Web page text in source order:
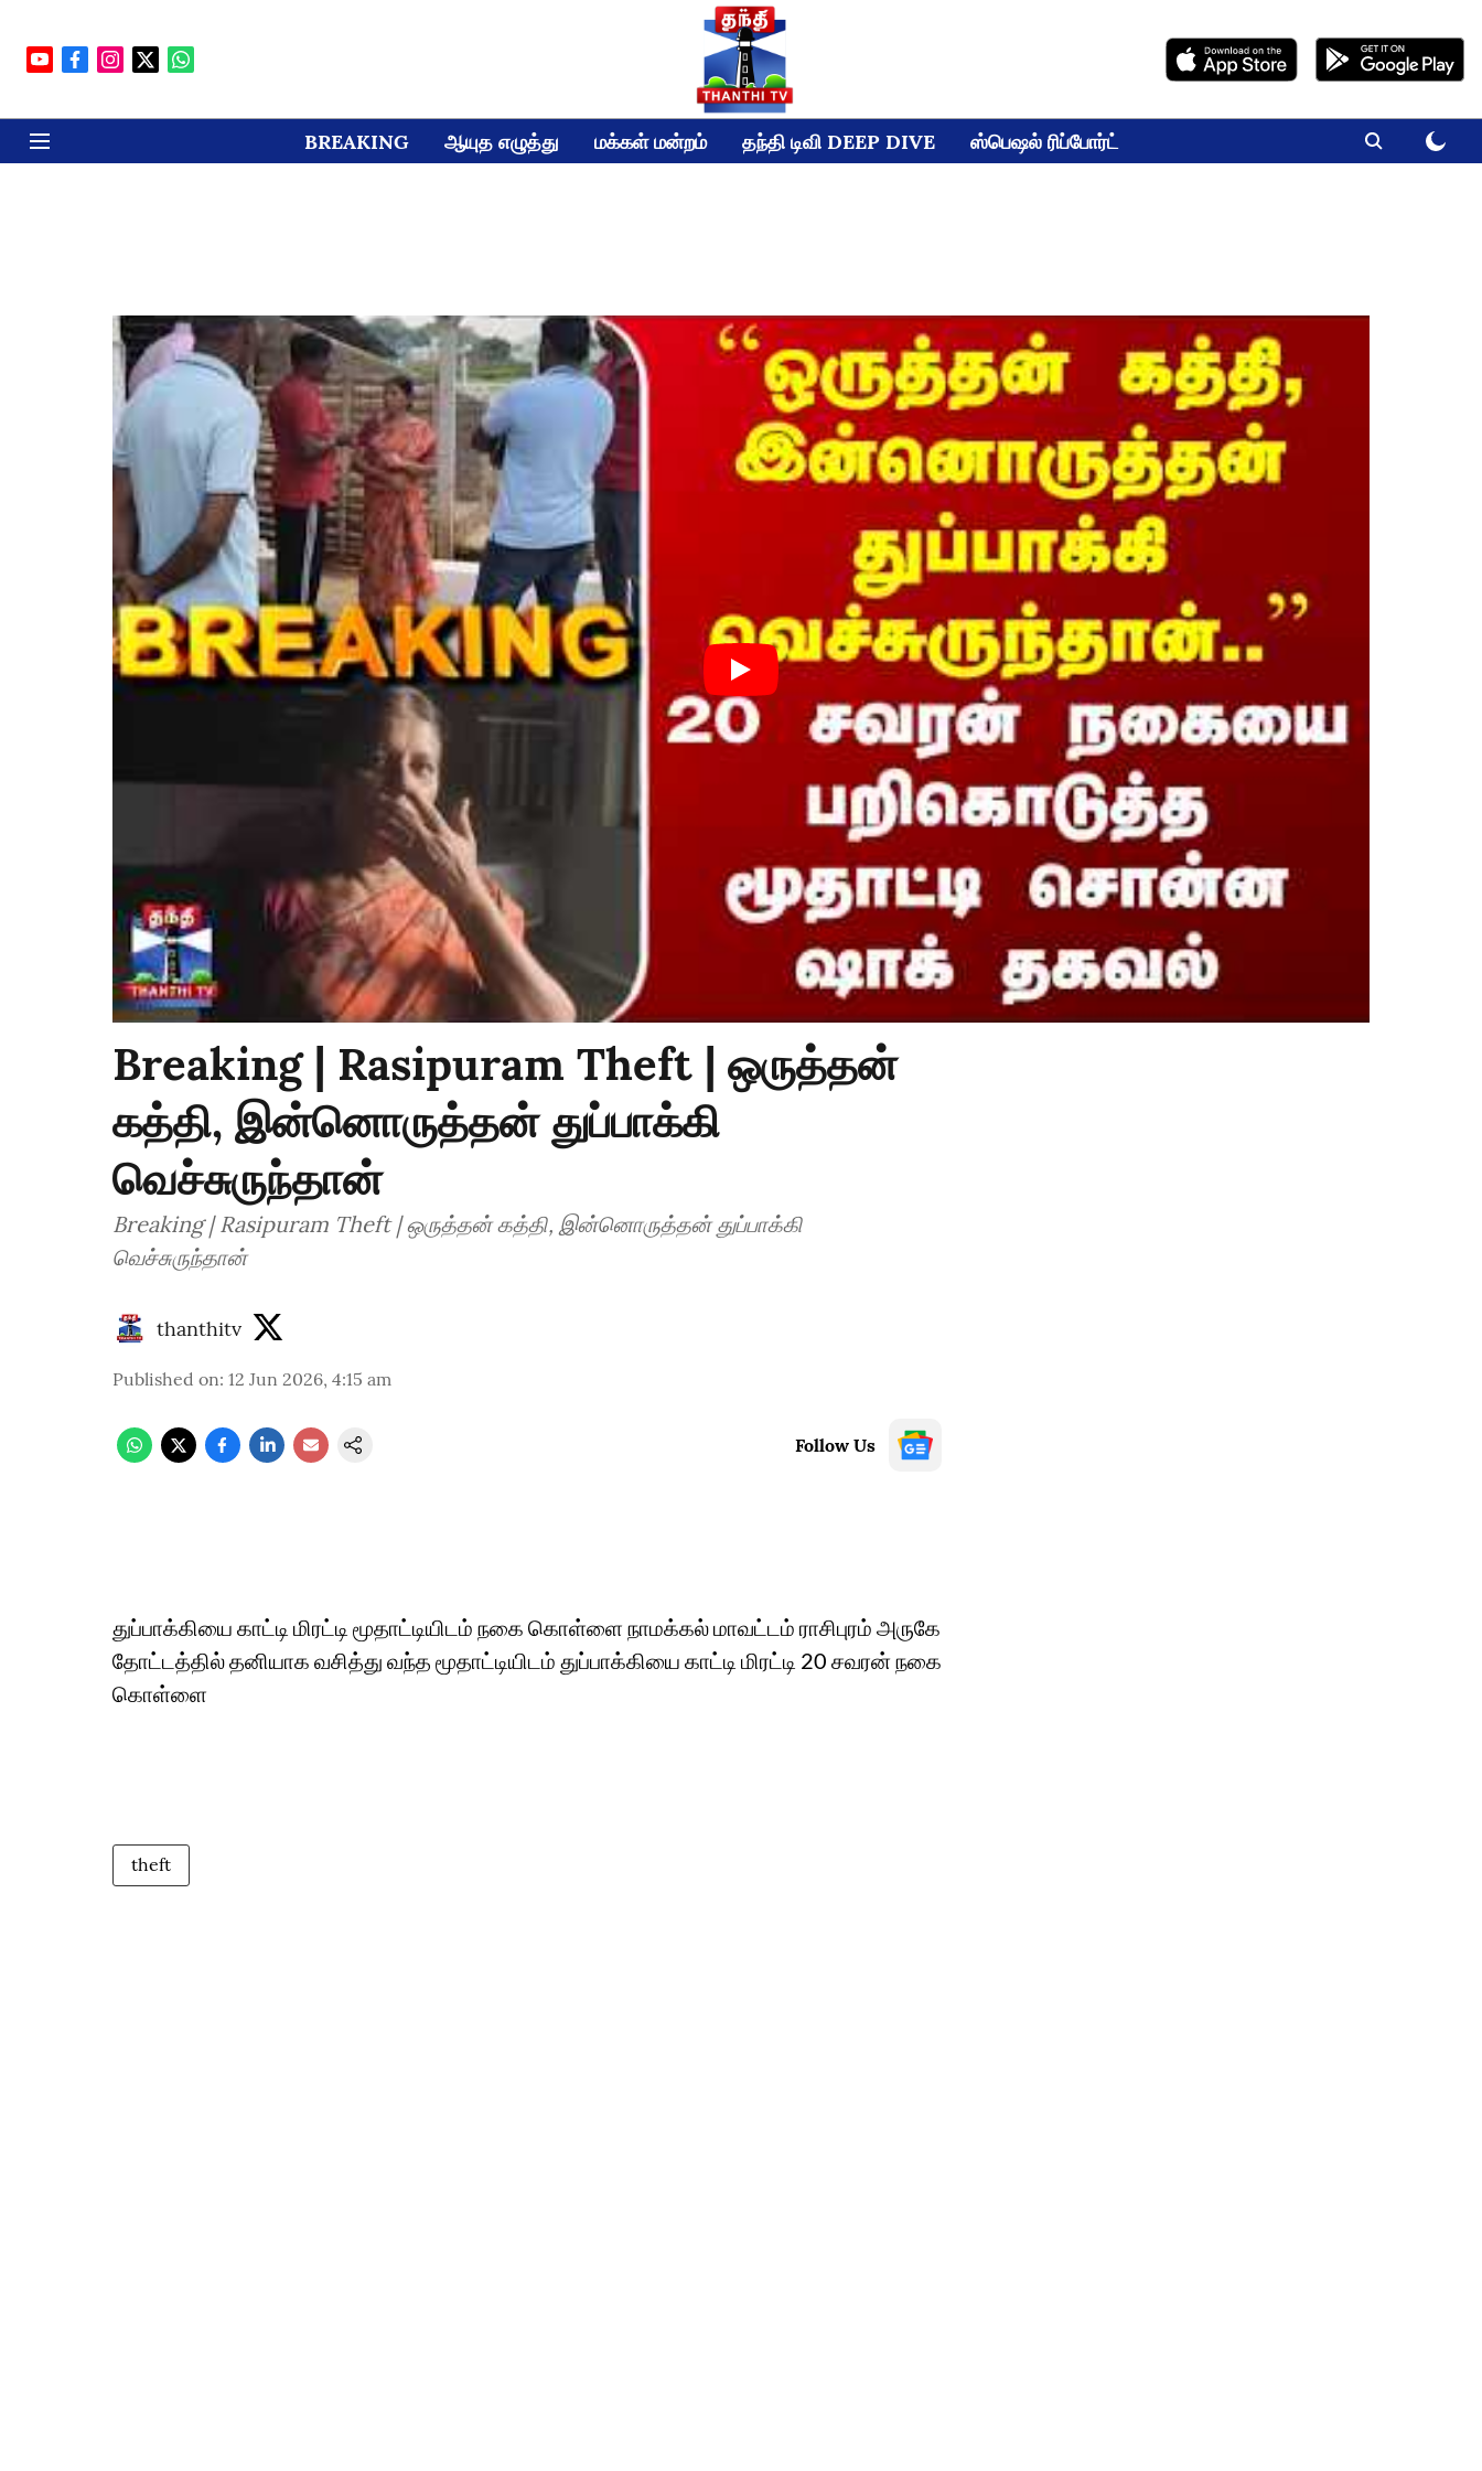
BREAKING ஆயுத எழுத்து மக்கள் மன்றம் தந்தி டிவி DEEP DIVE ஸ்பெஷல் ரிப்போர்ட்
Breaking | Rasipuram Theft | ஒருத்தன்
கத்தி, இன்னொருத்தன் துப்பாக்கி
வெச்சுருந்தான்
Breaking | Rasipuram Theft | ஒருத்தன் கத்தி, இன்னொருத்தன் துப்பாக்கி
வெச்சுருந்தான்
thanthitv
Published on: 12 Jun 2026, 4:15 am
Follow Us
துப்பாக்கியை காட்டி மிரட்டி மூதாட்டியிடம் நகை கொள்ளை நாமக்கல் மாவட்டம் ராசிபுரம் அருகே
தோட்டத்தில் தனியாக வசித்து வந்த மூதாட்டியிடம் துப்பாக்கியை காட்டி மிரட்டி 20 சவரன் நகை
கொள்ளை
theft